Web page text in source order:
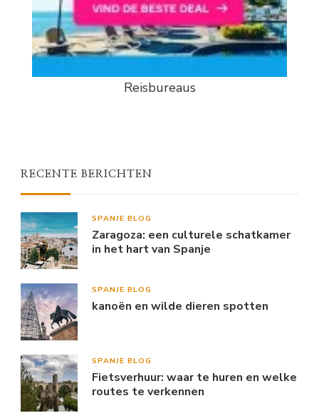
Reisbureaus
RECENTE BERICHTEN
SPANJE BLOG
Zaragoza: een culturele schatkamer
in het hart van Spanje
SPANJE BLOG
kanoën en wilde dieren spotten
SPANJE BLOG
Fietsverhuur: waar te huren en welke
routes te verkennen